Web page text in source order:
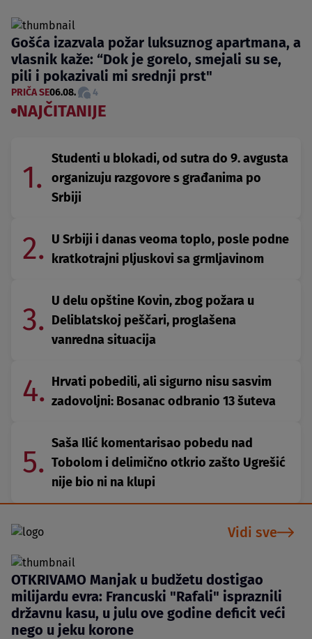
Gošća izazvala požar luksuznog apartmana, a
vlasnik kaže: “Dok je gorelo, smejali su se,
pili i pokazivali mi srednji prst"
PRIČA SE06.08. 4
NAJČITANIJE
1.
Studenti u blokadi, od sutra do 9. avgusta
organizuju razgovore s građanima po
Srbiji
2. U Srbiji i danas veoma toplo, posle podne
kratkotrajni pljuskovi sa grmljavinom
3.
U delu opštine Kovin, zbog požara u
Deliblatskoj peščari, proglašena
vanredna situacija
4. Hrvati pobedili, ali sigurno nisu sasvim
zadovoljni: Bosanac odbranio 13 šuteva
5.
Saša Ilić komentarisao pobedu nad
Tobolom i delimično otkrio zašto Ugrešić
nije bio ni na klupi
Vidi sve
OTKRIVAMO Manjak u budžetu dostigao
milijardu evra: Francuski "Rafali" ispraznili
državnu kasu, u julu ove godine deficit veći
nego u jeku korone